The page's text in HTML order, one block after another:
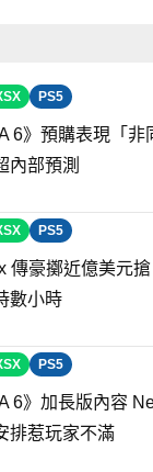
PS5
6》預購表現「
內部預測
PS5
傳豪擲近億美元
數小時
PS5
6》加長版內容
排惹玩家不滿